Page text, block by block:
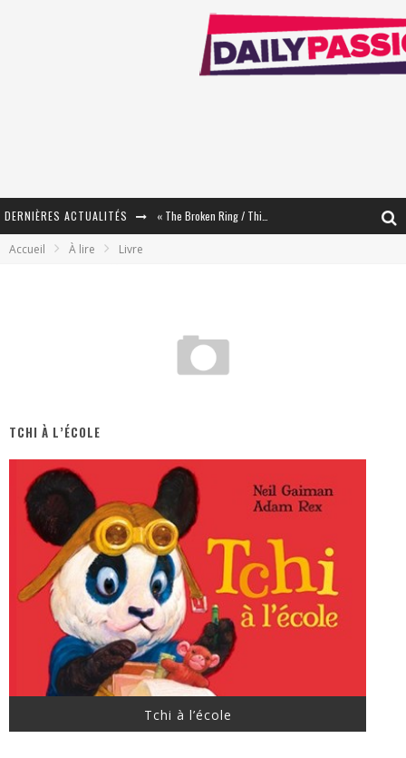
DERNIÈRES ACTUALITÉS
« Le Vent dand les Saules » - Une Belle Histoire !
« Damn Them All » - Un duo de Choc !
« Love is a Boxing Ring (Tomes 1 & 2) » – Un Passé Trouble !
Accueil À lire Livre
TCHI À L’ÉCOLE
Tchi à l’école